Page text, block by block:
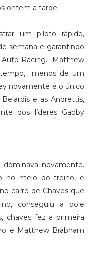
ontem a tarde.
um piloto rápido,
semana e garantindo
Auto Racing. Matthew
menos de um
novamente é o único
e as Andrettis,
dos líderes Gabby
dominava novamente.
no meio do treino, e
carro de Chaves que
conseguiu a pole
chaves fez a primeira
e Matthew Brabham